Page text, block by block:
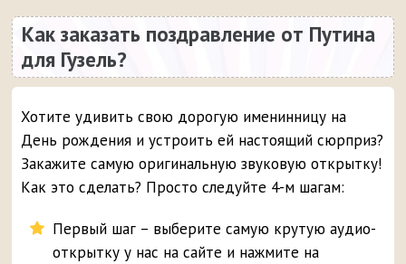
Как заказать поздравление от Путина
для Гузель?
Хотите удивить свою дорогую именинницу на
День рождения и устроить ей настоящий сюрприз?
Закажите самую оригинальную звуковую открытку!
Как это сделать? Просто следуйте 4-м шагам:
Первый шаг – выберите самую крутую аудио-
открытку у нас на сайте и нажмите на